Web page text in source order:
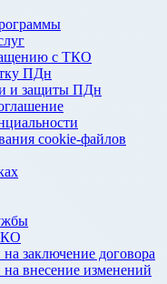
с ТКО
ПДн
и защиты ПДн
cookie-файлов
заключение договора
внесение изменений